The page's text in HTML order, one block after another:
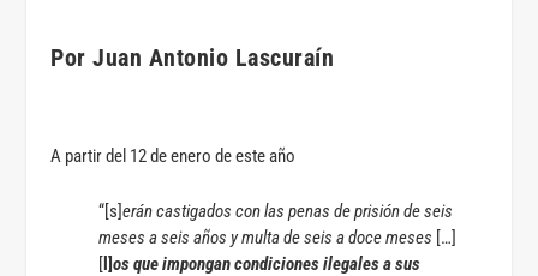
PorJuan Antonio Lascuraín
A partir del 12 de enero de este año
“[s]erán castigados con las penas de prisión de seis
meses a seis años y multa de seis a doce meses […]
[ l]os que impongan condiciones ilegales a sus